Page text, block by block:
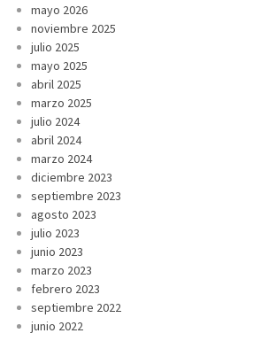
mayo 2026
noviembre 2025
julio 2025
mayo 2025
abril 2025
marzo 2025
julio 2024
abril 2024
marzo 2024
diciembre 2023
septiembre 2023
agosto 2023
julio 2023
junio 2023
marzo 2023
febrero 2023
septiembre 2022
junio 2022